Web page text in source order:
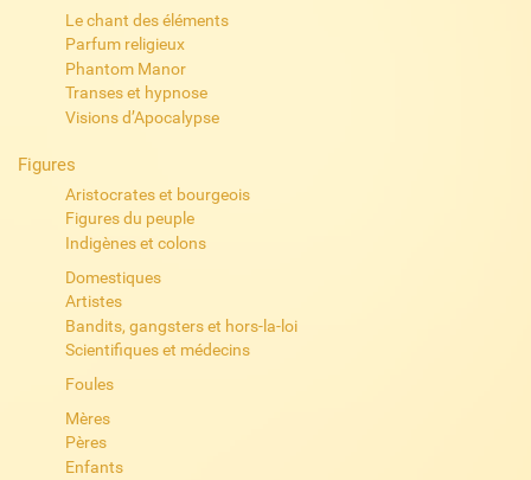
Le chant des éléments
Parfum religieux
Phantom Manor
Transes et hypnose
Visions d’Apocalypse
Figures
Aristocrates et bourgeois
Figures du peuple
Indigènes et colons
Domestiques
Artistes
Bandits, gangsters et hors-la-loi
Scientifiques et médecins
Foules
Mères
Pères
Enfants